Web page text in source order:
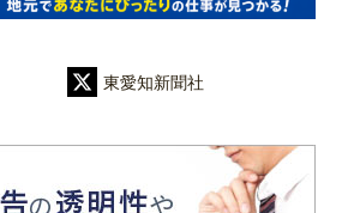
東愛知新聞社